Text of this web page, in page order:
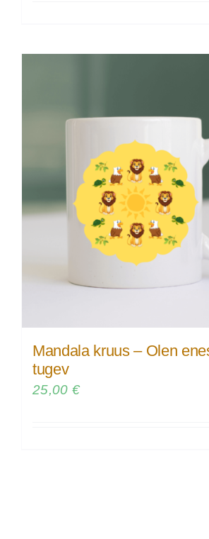
Mandala kruus – Olen
tugev
25,00 €